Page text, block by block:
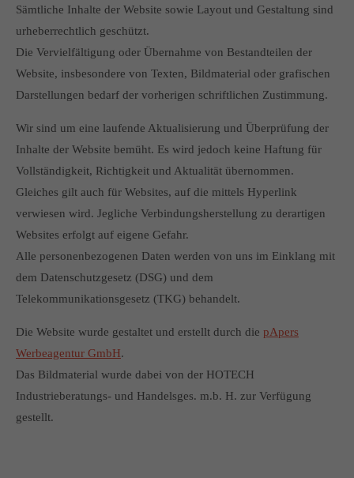
Sämtliche Inhalte der Website sowie Layout und Gestaltung sind
urheberrechtlich geschützt.
Die Vervielfältigung oder Übernahme von Bestandteilen der
Website, insbesondere von Texten, Bildmaterial oder grafischen
Darstellungen bedarf der vorherigen schriftlichen Zustimmung.
Wir sind um eine laufende Aktualisierung und Überprüfung der
Inhalte der Website bemüht. Es wird jedoch keine Haftung für
Vollständigkeit, Richtigkeit und Aktualität übernommen.
Gleiches gilt auch für Websites, auf die mittels Hyperlink
verwiesen wird. Jegliche Verbindungsherstellung zu derartigen
Websites erfolgt auf eigene Gefahr.
Alle personenbezogenen Daten werden von uns im Einklang mit
dem Datenschutzgesetz (DSG) und dem
Telekommunikationsgesetz (TKG) behandelt.
Die Website wurde gestaltet und erstellt durch die pApers
Werbeagentur GmbH.
Das Bildmaterial wurde dabei von der HOTECH
Industrieberatungs- und Handelsges. m.b. H. zur Verfügung
gestellt.